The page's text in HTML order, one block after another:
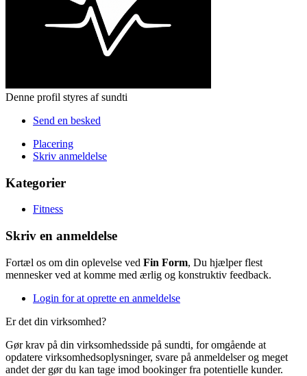
Denne profil styres af sundti
Send en besked
Placering
Skriv anmeldelse
Kategorier
Fitness
Skriv en anmeldelse
Fortæl os om din oplevelse ved Fin Form, Du hjælper flest
mennesker ved at komme med ærlig og konstruktiv feedback.
Login for at oprette en anmeldelse
Er det din virksomhed?
Gør krav på din virksomhedsside på sundti, for omgående at
opdatere virksomhedsoplysninger, svare på anmeldelser og meget
andet der gør du kan tage imod bookinger fra potentielle kunder.